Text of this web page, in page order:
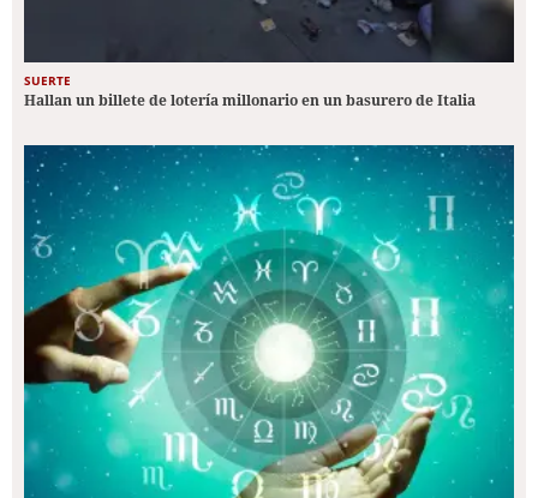
SUERTE
Hallan un billete de lotería millonario en un basurero de Italia